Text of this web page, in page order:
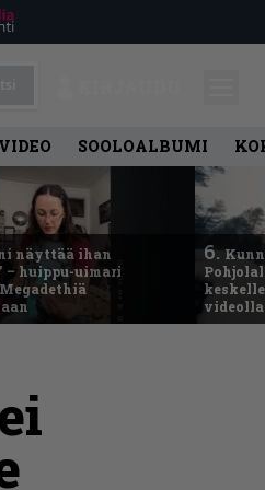
SOOLOALBUMI
näyttää ihan
– huippu-uimari
6.